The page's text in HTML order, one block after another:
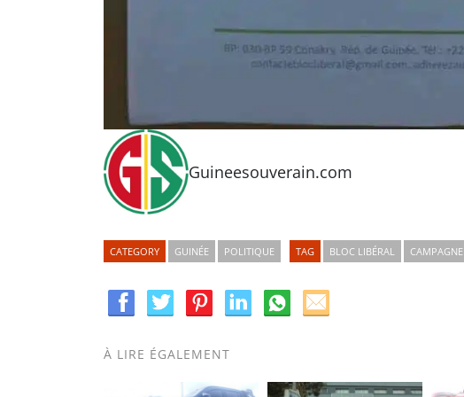
Guineesouverain.com
CATEGORY GUINÉE POLITIQUE TAG BLOC LIBÉRAL CAMPAGNE
À LIRE ÉGALEMENT